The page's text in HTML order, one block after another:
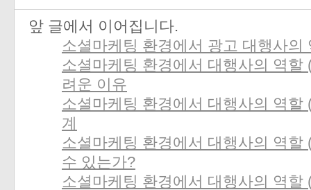
앞 글에서 이어집니다.
소셜마케팅 환경에서 광고 대행사의
소셜마케팅 환경에서 대행사의 역할
려운 이유
소셜마케팅 환경에서 대행사의 역할
계
소셜마케팅 환경에서 대행사의 역
수 있는가?
소셜마케팅 환경에서 대행사의 역할